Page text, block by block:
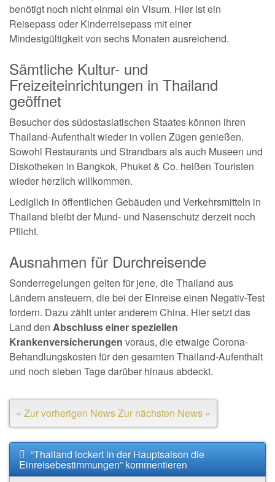
benötigt noch nicht einmal ein Visum. Hier ist ein
Reisepass oder Kinderreisepass mit einer
Mindestgültigkeit von sechs Monaten ausreichend.
Sämtliche Kultur- und
Freizeiteinrichtungen in Thailand
geöffnet
Besucher des südostasiatischen Staates können ihren
Thailand-Aufenthalt wieder in vollen Zügen genießen.
Sowohl Restaurants und Strandbars als auch Museen und
Diskotheken in Bangkok, Phuket & Co. heißen Touristen
wieder herzlich willkommen.
Lediglich in öffentlichen Gebäuden und Verkehrsmitteln in
Thailand bleibt der Mund- und Nasenschutz derzeit noch
Pflicht.
Ausnahmen für Durchreisende
Sonderregelungen gelten für jene, die Thailand aus
Ländern ansteuern, die bei der Einreise einen Negativ-Test
fordern. Dazu zählt unter anderem China. Hier setzt das
Land den Abschluss einer speziellen
Krankenversicherungen voraus, die etwaige Corona-
Behandlungskosten für den gesamten Thailand-Aufenthalt
und noch sieben Tage darüber hinaus abdeckt.
« Zur vorherigen NewsZur nächsten News »
“Thailand lockert in der Hauptsaison die
Einreisebestimmungen” kommentieren